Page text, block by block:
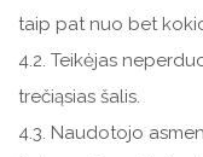
taip pat nuo bet
4.2. Teikėjas
trečiąsias šalis.
4.3. Naudotojo